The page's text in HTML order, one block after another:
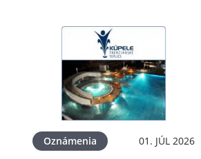
Oznámenia 01. JÚL 2026